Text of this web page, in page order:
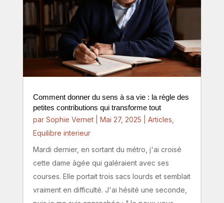
Comment donner du sens à sa vie : la règle des
petites contributions qui transforme tout
par Sophie Vernet| Mai 27, 2025 Articles
Equilibre interieur
Mardi dernier, en sortant du métro, j'ai croisé
cette dame âgée qui galéraient avec ses
courses. Elle portait trois sacs lourds et semblait
vraiment en difficulté. J'ai hésité une seconde,